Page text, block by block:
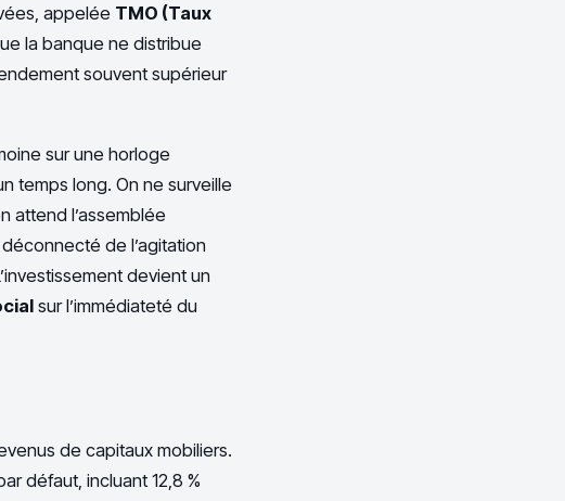
appelée TMO (Taux
la banque ne distribue
souvent supérieur
sur une horloge
temps long. On ne surveille
attend l’assemblée
de l’agitation
devient un
sur l’immédiateté du
de capitaux mobiliers.
défaut, incluant 12,8 %